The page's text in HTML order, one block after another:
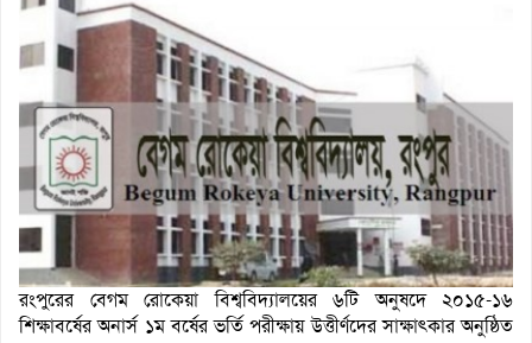
রংপুরের বেগম রোকেয়া বিশ্ববিদ্যালয়ের ৬টি অনুষদে ২০১৫-১৬
শিক্ষাবর্ষের অনার্স ১ম বর্ষের ভর্তি পরীক্ষায় উত্তীর্ণদের সাক্ষাৎকার অনুষ্ঠিত